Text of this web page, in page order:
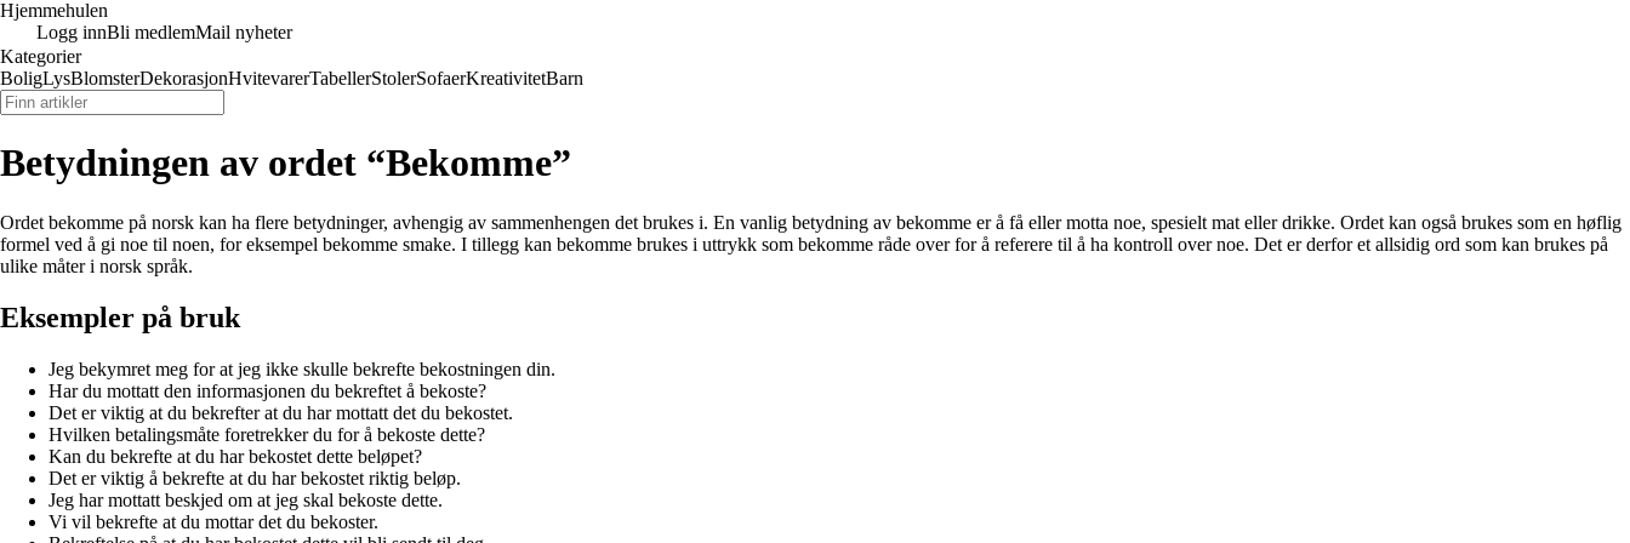
Hjemmehulen
Logg innBli medlemMail nyheter
Kategorier
BoligLysBlomsterDekorasjonHvitevarerTabellerStolerSofaerKreativitetBarn
Betydningen av ordet “Bekomme”
Ordet bekomme på norsk kan ha flere betydninger, avhengig av sammenhengen det brukes i. En vanlig betydning av bekomme er å få eller motta noe, spesielt mat eller drikke. Ordet kan også brukes som en høflig
formel ved å gi noe til noen, for eksempel bekomme smake. I tillegg kan bekomme brukes i uttrykk som bekomme råde over for å referere til å ha kontroll over noe. Det er derfor et allsidig ord som kan brukes på
ulike måter i norsk språk.
Eksempler på bruk
Jeg bekymret meg for at jeg ikke skulle bekrefte bekostningen din.
Har du mottatt den informasjonen du bekreftet å bekoste?
Det er viktig at du bekrefter at du har mottatt det du bekostet.
Hvilken betalingsmåte foretrekker du for å bekoste dette?
Kan du bekrefte at du har bekostet dette beløpet?
Det er viktig å bekrefte at du har bekostet riktig beløp.
Jeg har mottatt beskjed om at jeg skal bekoste dette.
Vi vil bekrefte at du mottar det du bekoster.